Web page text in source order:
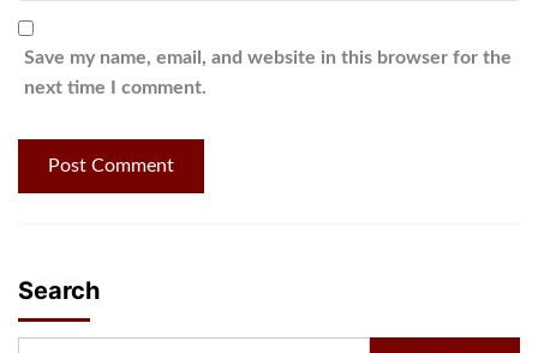
Save my name, email, and website in this browser for the
next time I comment.
Search